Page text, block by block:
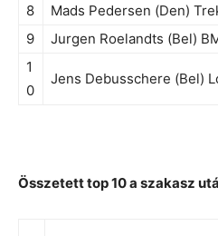
8
Mads Pedersen (Den)
9
Jurgen Roelandts (Bel)
1
0
Jens Debusschere (Bel)
Összetett top 10 a szakasz